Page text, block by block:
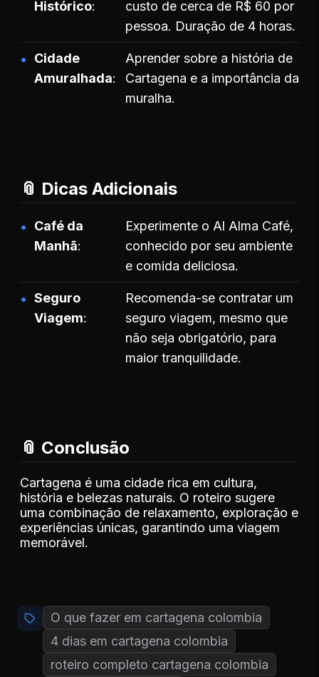
Histórico
custo de cerca de R$ 60 por
pessoa. Duração de 4 horas.
Cidade
Amuralhada
Aprender sobre a história de
Cartagena e a importância da
muralha.
📎 Dicas Adicionais
Café da
Manhã
Experimente o Al Alma Café,
conhecido por seu ambiente
e comida deliciosa.
Seguro
Viagem
Recomenda-se contratar um
seguro viagem, mesmo que
não seja obrigatório, para
maior tranquilidade.
📎 Conclusão
Cartagena é uma cidade rica em cultura,
história e belezas naturais. O roteiro sugere
uma combinação de relaxamento, exploração e
experiências únicas, garantindo uma viagem
memorável.
O que fazer em cartagena colombia
4 dias em cartagena colombia
roteiro completo cartagena colombia